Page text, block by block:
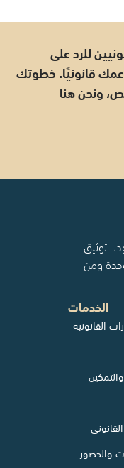
للرد على
قانونيًا. خطوتك
ونحن هنا
توثيق
ومن
الخدمات
القانونيه
والحضور